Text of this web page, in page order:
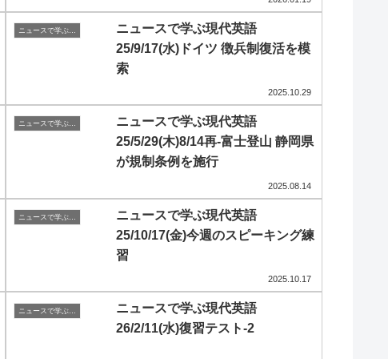
ニュースで学ぶ現代英語
25/9/17(水)ドイツ 徴兵制復活を模
索
2025.10.29
ニュースで学ぶ現代英語
ニュースで学ぶ現代英語
25/5/29(木)8/14再-富士登山 静岡県
が規制条例を施行
2025.08.14
ニュースで学ぶ現代英語
25/10/17(金)今週のスピーキング練
習
2025.10.17
ニュースで学ぶ現代英語
26/2/11(水)復習テスト-2